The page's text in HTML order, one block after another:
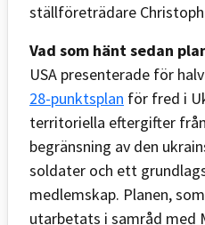
ställföreträdare
Vad som hänt sedan
USA presenterade för
28-punktsplan för fred i
territoriella eftergifter
begränsning av den
soldater och ett
medlemskap. Planen,
utarbetats i samråd med